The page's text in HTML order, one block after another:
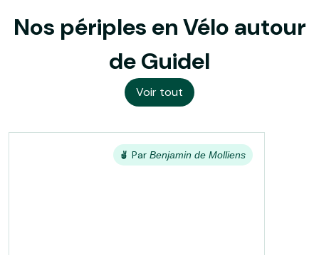
Nos périples en Vélo autour
de Guidel
Voir tout
Par Benjamin de Molliens